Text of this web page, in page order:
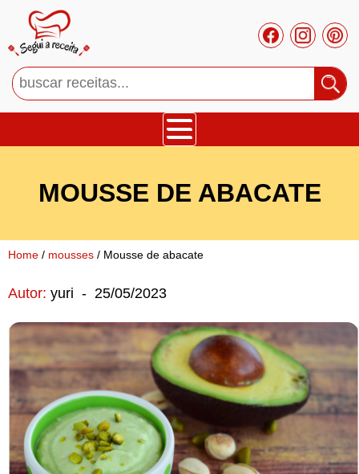
Mousses
Cupcakes
Salgado
Doce
Pão
Salada
MOUSSE DE ABACATE
Home / mousses / Mousse de abacate
Autor: yuri - 25/05/2023